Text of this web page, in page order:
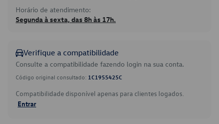
Horário de atendimento:
Segunda à sexta, das 8h às 17h.
Verifique a compatibilidade
Consulte a compatibilidade fazendo login na sua conta.
Código original consultado: 1C1955425C
Compatibilidade disponível apenas para clientes logados.
Entrar